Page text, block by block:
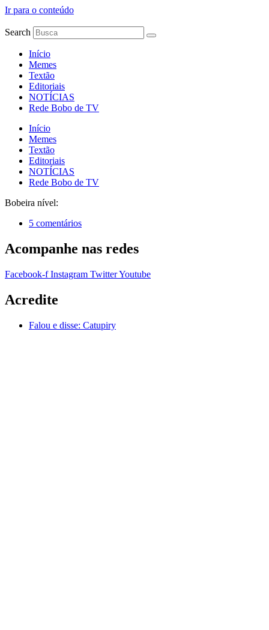
Ir para o conteúdo
Search
Início
Memes
Textão
Editoriais
NOTÍCIAS
Rede Bobo de TV
Início
Memes
Textão
Editoriais
NOTÍCIAS
Rede Bobo de TV
Bobeira nível:
5 comentários
Acompanhe nas redes
Facebook-f Instagram TwitterYoutube
Acredite
Falou e disse: Catupiry